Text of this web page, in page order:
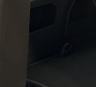
Neuwagen
Jahreswagen